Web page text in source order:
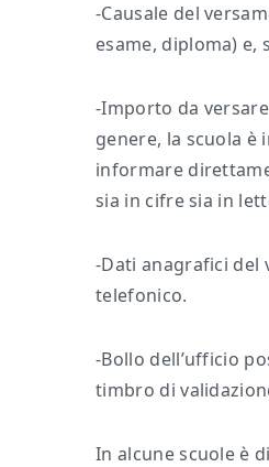
-Causale del
esame, diploma) e,
-Importo da
genere, la scuola
informare
sia in cifre sia in
-Dati anagrafici del
telefonico.
-Bollo dell’ufficio
timbro di
In alcune scuole è